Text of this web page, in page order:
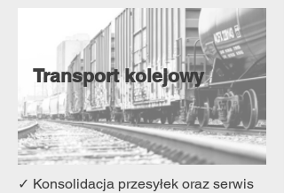
Transport kolejowy
✓ Konsolidacja przesyłek oraz serwis